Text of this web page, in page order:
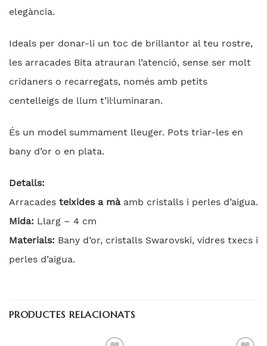
elegància.
Ideals per donar-li un toc de brillantor al teu rostre,
les arracades Bita atrauran l’atenció, sense ser molt
cridaners o recarregats, només amb petits
centelleigs de llum t’il·luminaran.
És un model summament lleuger. Pots triar-les en
bany d’or o en plata.
Detalls:
Arracades teixides a màamb cristalls i perles d’aigua.
Mida: Llarg – 4 cm
Materials: Bany d’or, cristalls Swarovski, vidres txecs i
perles d’aigua.
PRODUCTES RELACIONATS